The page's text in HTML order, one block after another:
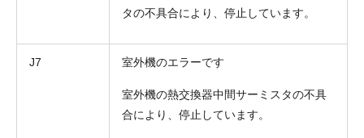
タの不具合により、停止しています。
J7 室外機のエラーです
室外機の熱交換器中間サーミスタの不具
合により、停止しています。